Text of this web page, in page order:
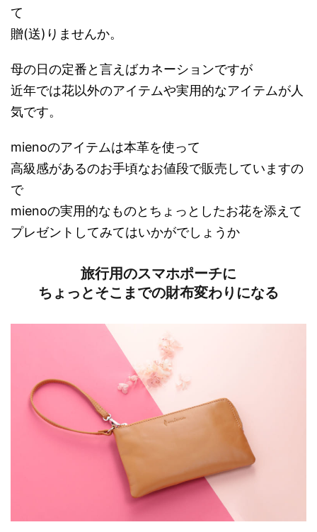
て
贈(送)りませんか。
母の日の定番と言えばカネーションですが
近年では花以外のアイテムや実用的なアイテムが人
気です。
mienoのアイテムは本革を使って
高級感があるのお手頃なお値段で販売していますの
で
mienoの実用的なものとちょっとしたお花を添えて
プレゼントしてみてはいかがでしょうか
旅行用のスマホポーチに
ちょっとそこまでの財布変わりになる